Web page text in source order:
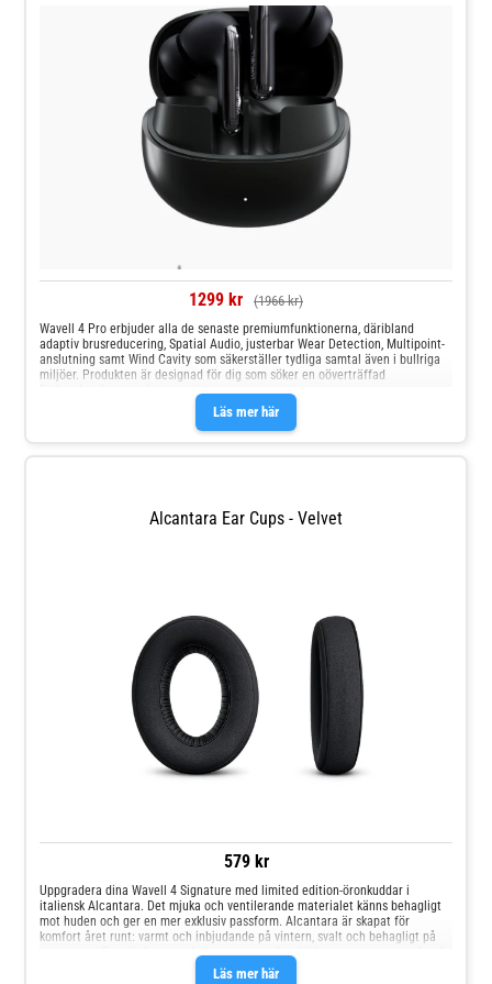
1299 kr (1966 kr)
Läs mer här
Wavell 4 Pro erbjuder alla de senaste premiumfunktionerna, däribland
adaptiv brusreducering, Spatial Audio, justerbar Wear Detection, Multipoint-
anslutning samt Wind Cavity som säkerställer tydliga samtal även i bullriga
miljöer. Produkten är designad för dig som söker en oöverträffad
ljudupplevelse utan kompromisser.
Alcantara Ear Cups - Velvet
579 kr
Läs mer här
Uppgradera dina Wavell 4 Signature med limited edition-öronkuddar i
italiensk Alcantara. Det mjuka och ventilerande materialet känns behagligt
mot huden och ger en mer exklusiv passform. Alcantara är skapat för
komfort året runt: varmt och inbjudande på vintern, svalt och behagligt på
sommaren. En enkel uppgradering som ger dina hörlurar ett nytt uttryck och
en ännu bekvämare lyssningsupplevelse.